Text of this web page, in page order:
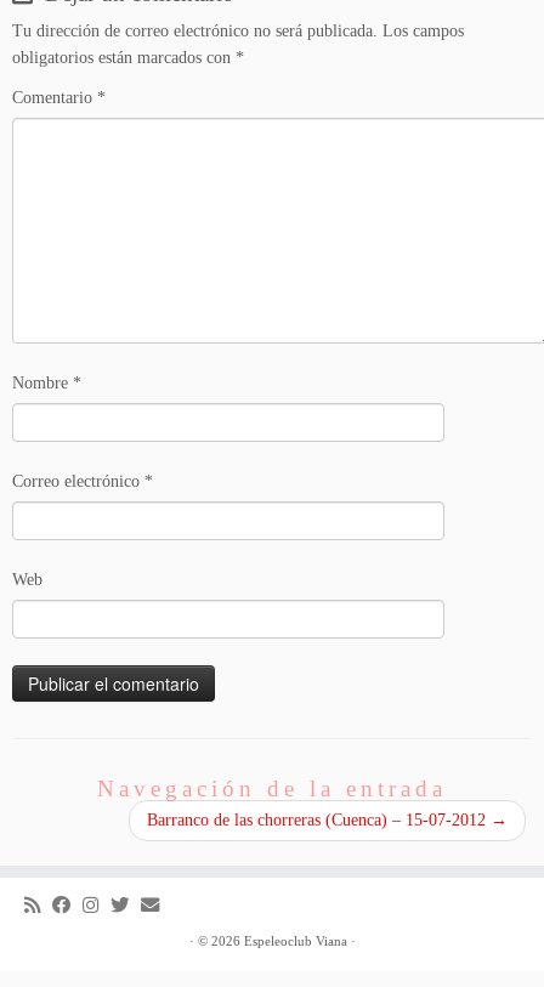
Tu dirección de correo electrónico no será publicada. Los campos
obligatorios están marcados con *
Comentario *
Nombre *
Correo electrónico *
Web
Navegación de la entrada
Barranco de las chorreras (Cuenca) – 15-07-2012 →
· © 2026 Espeleoclub Viana ·